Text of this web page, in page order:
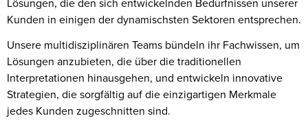
Kunden in einigen der dynamischsten Sektoren entsprechen.
Unsere multidisziplinären Teams bündeln ihr Fachwissen, um
Lösungen anzubieten, die über die traditionellen
Interpretationen hinausgehen, und entwickeln innovative
Strategien, die sorgfältig auf die einzigartigen Merkmale
jedes Kunden zugeschnitten sind.